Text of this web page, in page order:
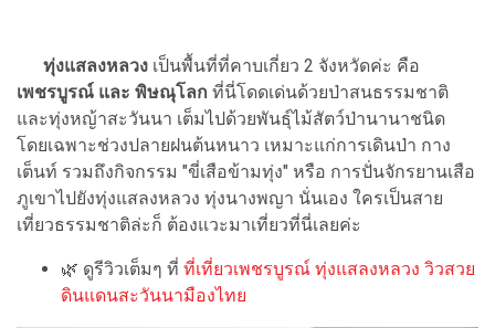
ทุ่งแสลงหลวง เป็นพื้นที่ที่คาบเกี่ยว 2 จังหวัดค่ะ คือ
เพชรบูรณ์ และ พิษณุโลก ที่นี่โดดเด่นด้วยป่าสนธรรมชาติ
และทุ่งหญ้าสะวันนา เต็มไปด้วยพันธุ์ไม้สัตว์ป่านานาชนิด
โดยเฉพาะช่วงปลายฝนต้นหนาว เหมาะแก่การเดินป่า กาง
เต็นท์ รวมถึงกิจกรรม "ขี่เสือข้ามทุ่ง" หรือ การปั่นจักรยานเสือ
ภูเขาไปยังทุ่งแสลงหลวง ทุ่งนางพญา นั่นเอง ใครเป็นสาย
เที่ยวธรรมชาติล่ะก็ ต้องแวะมาเที่ยวที่นี่เลยค่ะ
🌿 ดูรีวิวเต็มๆ ที่ ที่เที่ยวเพชรบูรณ์ ทุ่งแสลงหลวง วิวสวย
ดินแดนสะวันนามืองไทย